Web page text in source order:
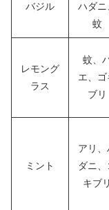
バジル
ハダニ
蚊
レモング
ラス
蚊、
エ、ゴ
ブリ
ミント
アリ、
ダニ
キブリ